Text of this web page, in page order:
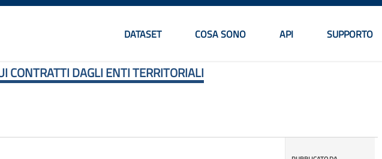
Menu principale
DATASET COSA SONO API SUPPORTO
DAGLI ENTI TERRITORIALI